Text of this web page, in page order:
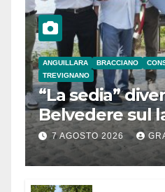
ANGUILLARA BRACCIANO
TREVIGNANO
“La sedia”
Belvedere sul
Bracciano: ieri
l’inaugurazione
7 AGOSTO 2026